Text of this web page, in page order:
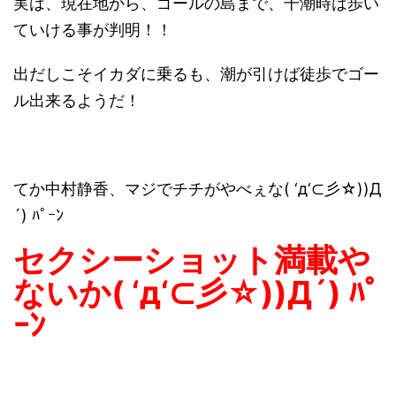
ていける事が判明！！
出だしこそイカダに乗るも、潮が引けば徒歩でゴー
ル出来るようだ！
てか中村静香、マジでチチがやべぇな( ‘д‘⊂彡☆))Д
´) ﾊﾟｰﾝ
セクシーショット満載や
ないか( ‘д‘⊂彡☆))Д´) ﾊﾟ
ｰﾝ